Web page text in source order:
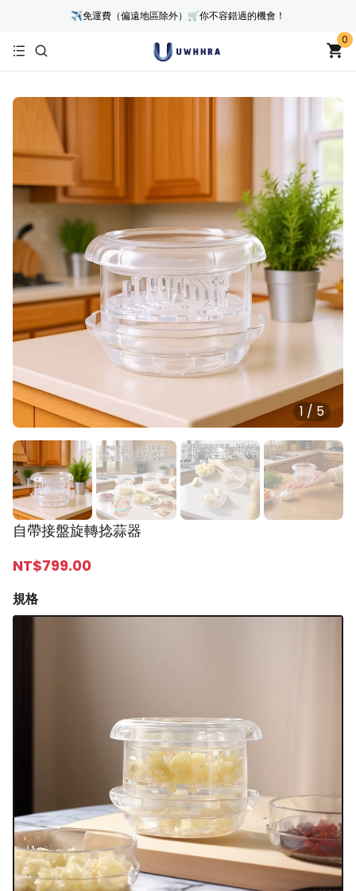
✈免運費（偏遠地區除外）🛒你不容錯過的機會！
0
1 / 5
自帶接盤旋轉捻蒜器
NT$799.00
規格